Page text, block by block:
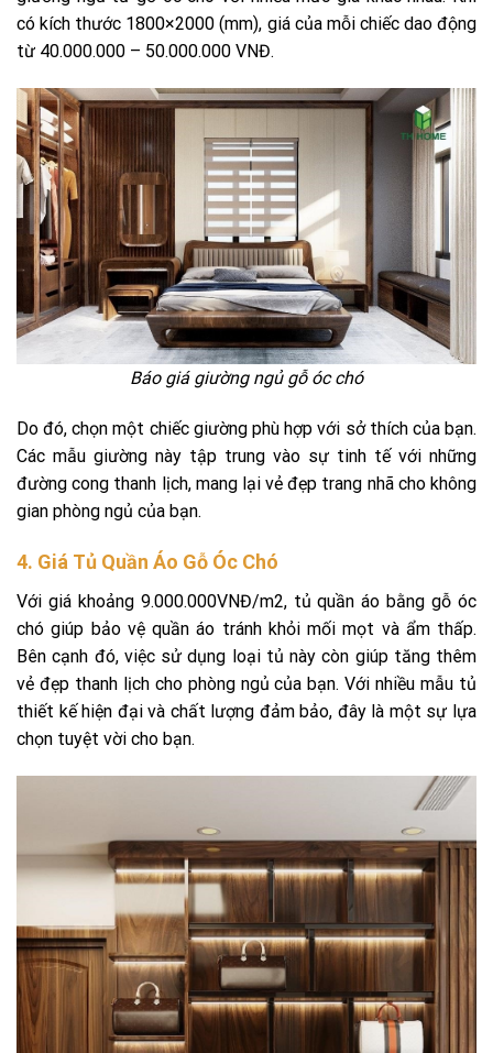
có kích thước 1800×2000 (mm), giá của mỗi chiếc dao động
từ 40.000.000 – 50.000.000 VNĐ.
Báo giá giường ngủ gỗ óc chó
Do đó, chọn một chiếc giường phù hợp với sở thích của bạn.
Các mẫu giường này tập trung vào sự tinh tế với những
đường cong thanh lịch, mang lại vẻ đẹp trang nhã cho không
gian phòng ngủ của bạn.
4. Giá Tủ Quần Áo Gỗ Óc Chó
Với giá khoảng 9.000.000VNĐ/m2, tủ quần áo bằng gỗ óc
chó giúp bảo vệ quần áo tránh khỏi mối mọt và ẩm thấp.
Bên cạnh đó, việc sử dụng loại tủ này còn giúp tăng thêm
vẻ đẹp thanh lịch cho phòng ngủ của bạn. Với nhiều mẫu tủ
thiết kế hiện đại và chất lượng đảm bảo, đây là một sự lựa
chọn tuyệt vời cho bạn.